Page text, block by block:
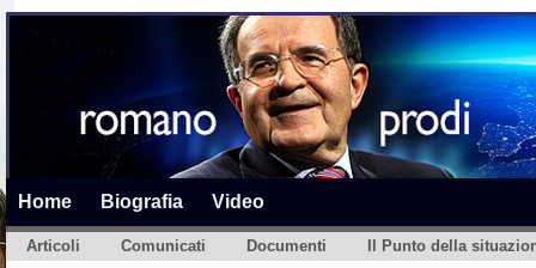
Home Biografia Video
Articoli Comunicati Documenti Il Punto della